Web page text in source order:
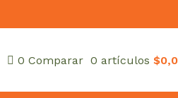
0 Comparar 0 artículos $